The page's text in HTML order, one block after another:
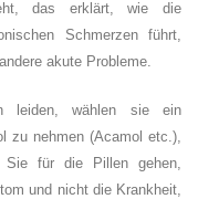
das erklärt, wie die
Schmerzen führt,
akute Probleme.
leiden, wählen sie ein
zu nehmen (Acamol etc.),
Sie für die Pillen gehen,
und nicht die Krankheit,